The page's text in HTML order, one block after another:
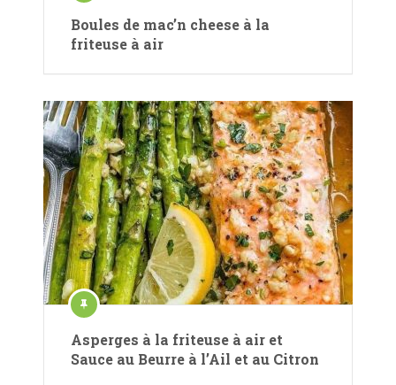
Boules de mac’n cheese à la
friteuse à air
Asperges à la friteuse à air et
Sauce au Beurre à l’Ail et au Citron